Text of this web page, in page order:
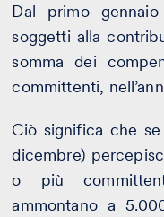
Dal primo
soggetti alla
somma dei
committenti,
Ciò significa che se
dicembre)
o più
ammontano a